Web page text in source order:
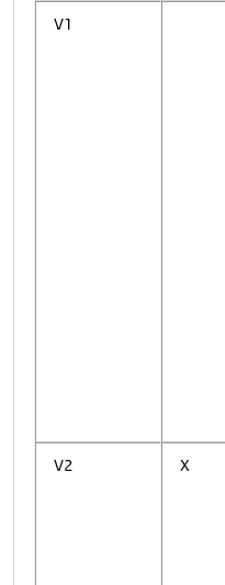
V1
V2 X